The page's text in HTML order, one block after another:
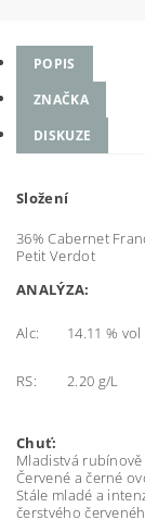
POPIS
ZNAČKA
DISKUZE
Složení
36% Cabernet
Petit Verdot
ANALÝZA:
Alc: 14.11 % vol
RS: 2.20 g/L
Chuť:
Mladistvá
Červené a černé
Stále mladé a
čerstvého